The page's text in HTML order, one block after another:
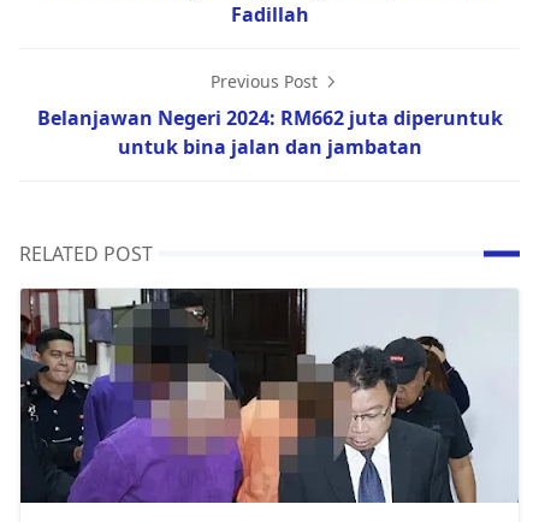
Fadillah
Previous Post
Belanjawan Negeri 2024: RM662 juta diperuntuk
untuk bina jalan dan jambatan
RELATED POST